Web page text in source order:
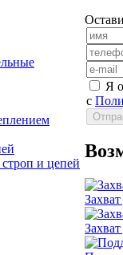
и цепей
Я
с